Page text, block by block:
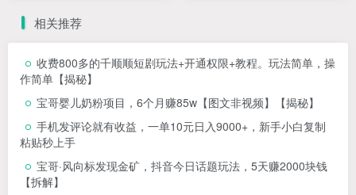
相关推荐
收费800多的千顺顺短剧玩法+开通权限+教程。玩法简单，操
作简单【揭秘】
宝哥婴儿奶粉项目，6个月赚85w【图文非视频】【揭秘】
手机发评论就有收益，一单10元日入9000+，新手小白复制
粘贴秒上手
宝哥·风向标发现金矿，抖音今日话题玩法，5天赚2000块钱
【拆解】